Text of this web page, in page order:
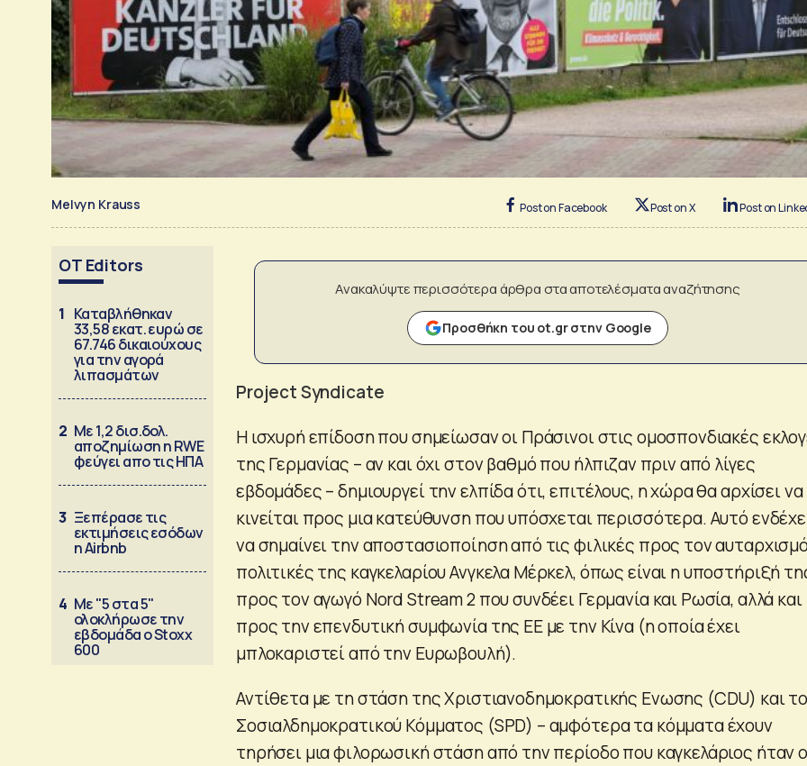
Melvyn Krauss Post on Facebook Post on X Post on
OT Editors
1 Καταβλήθηκαν
33,58 εκατ. ευρώ σε
67.746 δικαιούχους
για την αγορά
λιπασμάτων
2 Με 1,2 δισ.δολ.
αποζημίωση η RWE
φεύγει απο τις ΗΠΑ
3 Ξεπέρασε τις
εκτιμήσεις εσόδων
η Airbnb
4 Με "5 στα 5"
ολοκλήρωσε την
εβδομάδα ο Stoxx
600
Ανακαλύψτε περισσότερα άρθρα στα αποτελέσματα αναζήτησης
Προσθήκη του ot.gr στην Google
Project Syndicate
H ισχυρή επίδοση που σημείωσαν οι Πράσινοι στις ομοσπονδιακές
της Γερμανίας – αν και όχι στον βαθμό που ήλπιζαν πριν από λίγες
εβδομάδες – δημιουργεί την ελπίδα ότι, επιτέλους, η χώρα θα αρχίσει να
κινείται προς μια κατεύθυνση που υπόσχεται περισσότερα. Αυτό
να σημαίνει την αποστασιοποίηση από τις φιλικές προς τον
πολιτικές της καγκελαρίου Ανγκελα Μέρκελ, όπως είναι η υποστήριξή
προς τον αγωγό Nord Stream 2 που συνδέει Γερμανία και Ρωσία, αλλά και
προς την επενδυτική συμφωνία της ΕΕ με την Κίνα (η οποία έχει
μπλοκαριστεί από την Ευρωβουλή).
Αντίθετα με τη στάση της Χριστιανοδημοκρατικής Ενωσης (CDU) και
Σοσιαλδημοκρατικού Κόμματος (SPD) – αμφότερα τα κόμματα έχουν
τηρήσει μια φιλορωσική στάση από την περίοδο που καγκελάριος ήταν ο